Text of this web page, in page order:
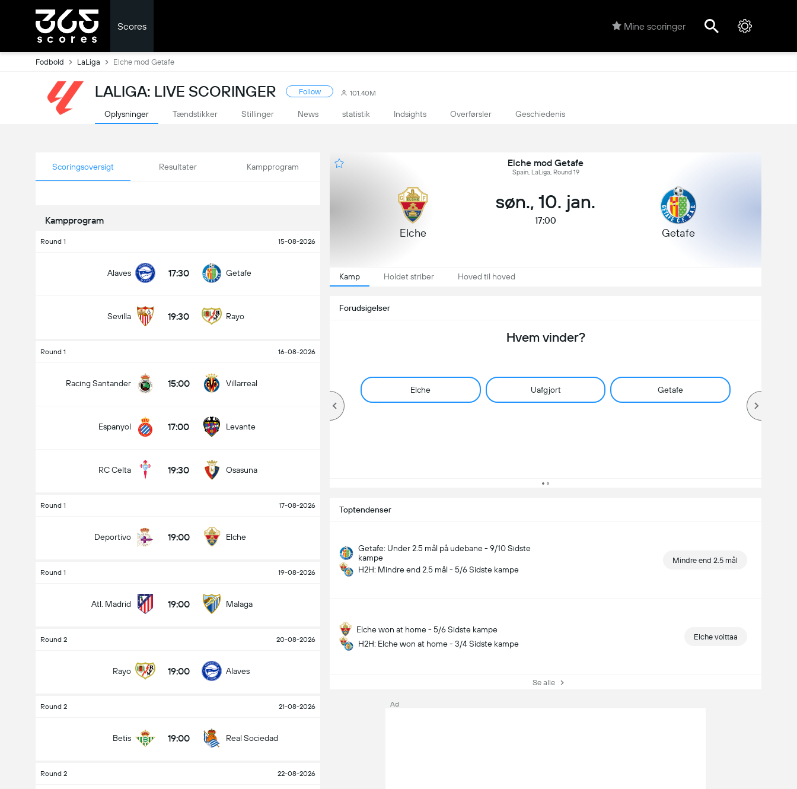
Scores Mine scoringer
Fodbold LaLiga Elche mod Getafe
LALIGA: LIVE SCORINGER Follow 101.40M
Oplysninger Tændstikker Stillinger News statistik Indsights Overførsler Geschiedenis
Scoringsoversigt Resultater Kampprogram
Kampprogram
Round 1 15-08-2026
Alaves 17:30 Getafe
Sevilla 19:30 Rayo
Round 1 16-08-2026
Racing Santander 15:00 Villarreal
Espanyol 17:00 Levante
RC Celta 19:30 Osasuna
Round 1 17-08-2026
Deportivo 19:00 Elche
Round 1 19-08-2026
Atl. Madrid 19:00 Malaga
Round 2 20-08-2026
Rayo 19:00 Alaves
Round 2 21-08-2026
Betis 19:00 Real Sociedad
Round 2 22-08-2026
Elche mod Getafe
Spain, LaLiga, Round 19
Elche
søn., 10. jan.
17:00
Getafe
Kamp Holdet striber Hoved til hoved
Forudsigelser
Hvem vinder?
Elche Uafgjort Getafe
Over
Toptendenser
Getafe: Under 2.5 mål på udebane - 9/10 Sidste
kampe
H2H: Mindre end 2.5 mål - 5/6 Sidste kampe
Mindre end 2.5 mål
Elche won at home - 5/6 Sidste kampe
H2H: Elche won at home - 3/4 Sidste kampe
Elche voittaa
Se alle
Ad